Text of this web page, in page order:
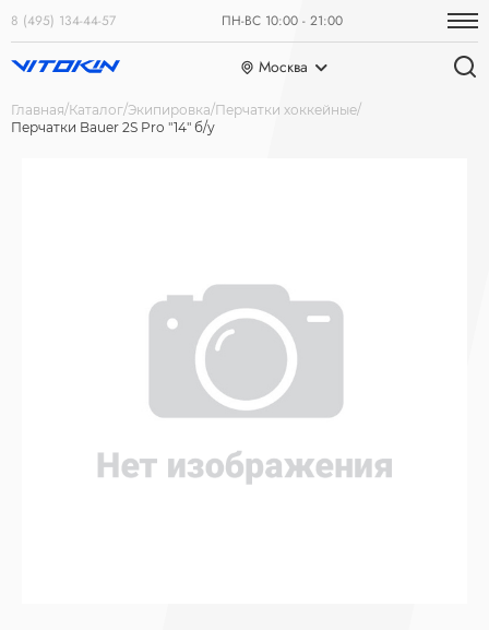
8 (495) 134-44-57 ПН-ВС 10:00 - 21:00
Москва
Главная Каталог Экипировка Перчатки хоккейные
Перчатки Bauer 2S Pro "14" б/у